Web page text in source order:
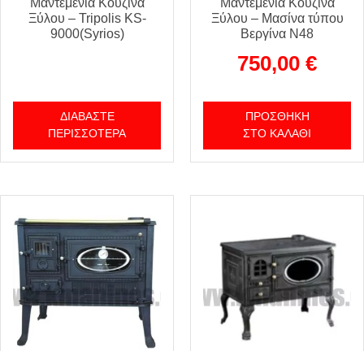
Μαντεμένια Κουζίνα
Ξύλου – Tripolis KS-
9000(Syrios)
ΔΙΑΒΆΣΤΕ
ΠΕΡΙΣΣΌΤΕΡΑ
Μαντεμένια Κουζίνα
Ξύλου – Μασίνα τύπου
Βεργίνα Ν48
750,00 €
ΠΡΟΣΘΉΚΗ
ΣΤΟ ΚΑΛΆΘΙ